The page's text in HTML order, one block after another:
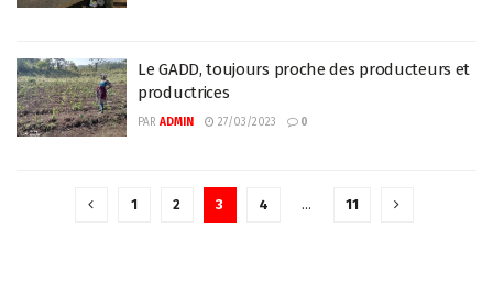
Le GADD, toujours proche des producteurs et
productrices
PAR ADMIN 27/03/2023 0
1 2 3 4 … 11